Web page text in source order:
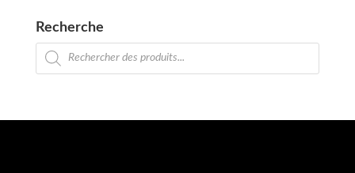
Recherche
Recherche
de
produits